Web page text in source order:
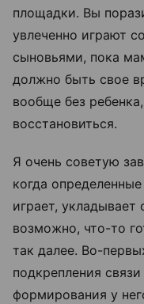
площадки. Вы
увлеченно играют
сыновьями, пока
должно быть свое
вообще без
восстановиться.
Я очень советую
когда
играет, укладывает
возможно, что-то
так далее. Во-
подкрепления
формирования у